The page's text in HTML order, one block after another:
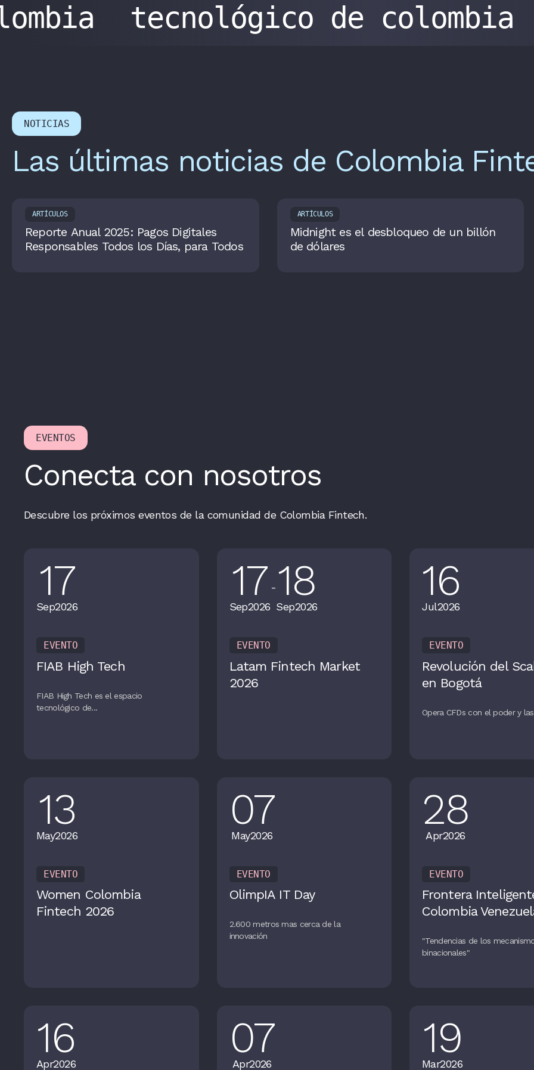
tecnológico de colombia
NOTICIAS
Las últimas noticias de Colombia
ARTÍCULOS
Reporte Anual 2025: Pagos Digitales
Responsables Todos los Días, para Todos
ARTÍCULOS
Midnight es el desbloqueo de un billón
de dólares
EVENTOS
Conecta con nosotros
Descubre los próximos eventos de la comunidad de Colombia Fintech.
17
Sep2026
EVENTO
FIAB High Tech
FIAB High Tech es el espacio
tecnológico de...
17
Sep2026
- 18
Sep2026
EVENTO
Latam Fintech Market
2026
16
Jul2026
EVENTO
Revolución del
en Bogotá
Opera CFDs con el poder y
13
May2026
EVENTO
Women Colombia
Fintech 2026
07
May2026
EVENTO
OlimpIA IT Day
2.600 metros mas cerca de la
innovación
28
Apr2026
EVENTO
Frontera
Colombia
"Tendencias de los
binacionales"
16
Apr2026
07
Apr2026
19
Mar2026